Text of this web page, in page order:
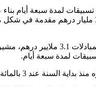
المغرب بأنه ضخ ما مجموعه 57.7 مليار درهم على شكل تسبيقات لمدة
عروض، منها 2.3 مليار درهم مخصصة في إطار برنامج دعم تمويل المقاولات الصغيرة جدا
وأبرزت المذكرة أن المعدل البنكي خلال هذه الفترة استقر عند 2.29 في المائة،